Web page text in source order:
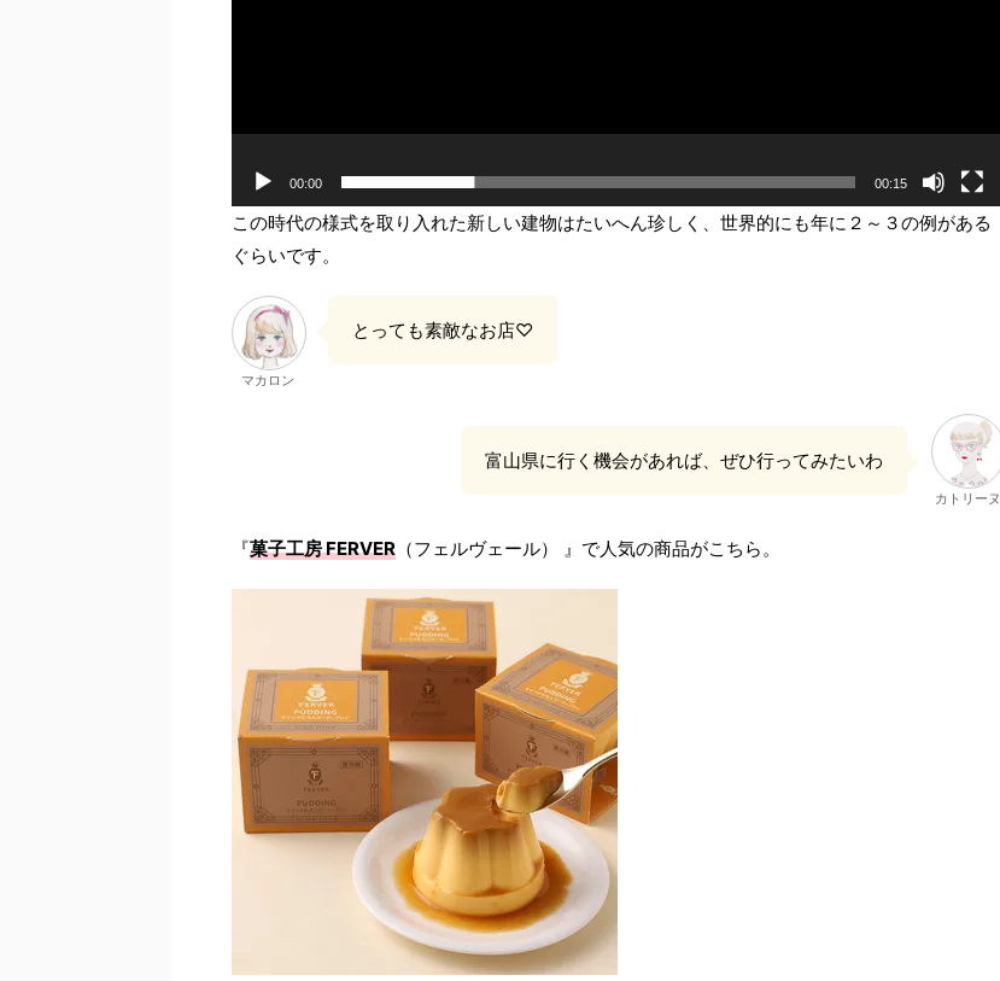
00:00 00:15
この時代の様式を取り入れた新しい建物はたいへん珍しく、世界的にも年に２～３の例がある
ぐらいです。
マカロン
とっても素敵なお店♡
富山県に行く機会があれば、ぜひ行ってみたいわ
カトリーヌ
『菓子工房 FERVER （フェルヴェール） 』で人気の商品がこちら。